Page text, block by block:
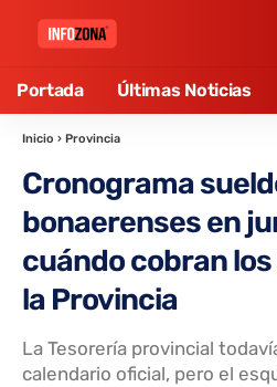
Portada Últimas Noticias
Inicio › Provincia
Cronograma
bonaerenses en
cuándo cobran
la Provincia
La Tesorería provincial
calendario oficial, pero el